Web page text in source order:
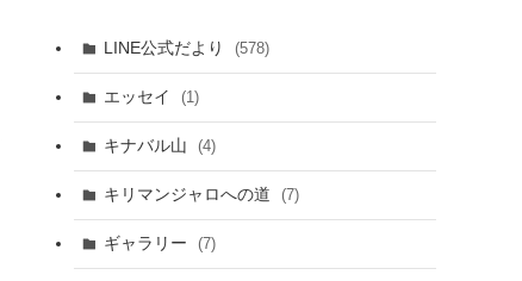
LINE公式だより (578)
エッセイ (1)
キナバル山 (4)
キリマンジャロへの道 (7)
ギャラリー (7)